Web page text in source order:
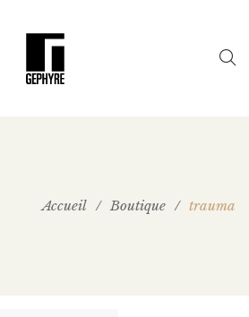
Accueil / Boutique / trauma